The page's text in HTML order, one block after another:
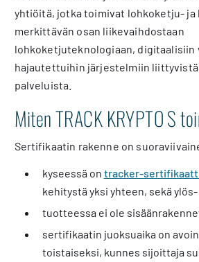
yhtiöitä, jotka toimivat lohkoketju- ja
merkittävän osan liikevaihdostaan
lohkoketjuteknologiaan, digitaalisiin
hajautettuihin järjestelmiin
palveluista.
Miten TRACK KRYPTO S
Sertifikaatin rakenne on
kyseessä on tracker-
kehitystä yksi yhteen, sekä
tuotteessa ei ole
sertifikaatin juoksuaika on
toistaiseksi, kunnes sijoittaja